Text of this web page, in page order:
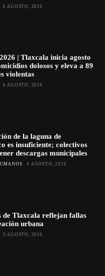
6 AGOSTO, 2026
| Tlaxcala inicia agosto
dolosos y eleva a 89
violentas
6 AGOSTO, 2026
de la laguna de
es insuficiente; colectivos
descargas municipales
4 AGOSTO, 2026
de Tlaxcala reflejan fallas
urbana
3 AGOSTO, 2026